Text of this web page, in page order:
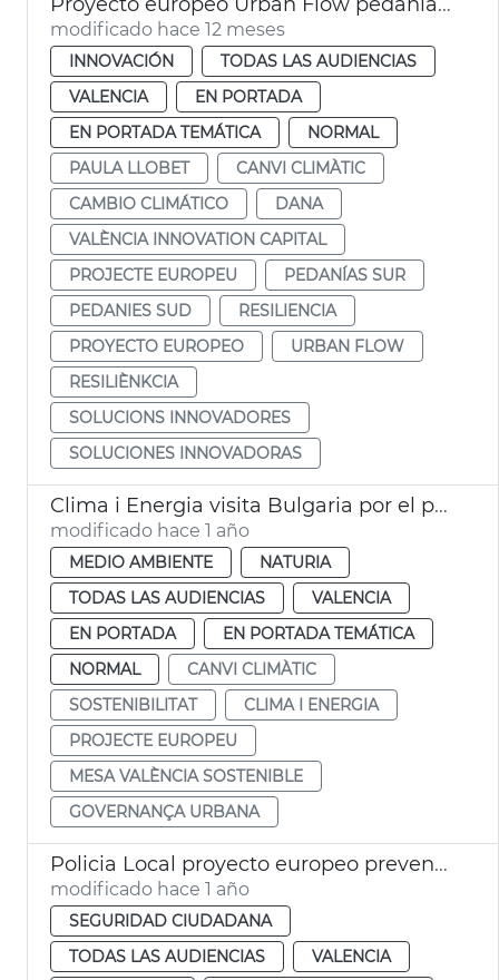
modificado hace 12 meses
INNOVACIÓN
TODAS LAS AUDIENCIAS
VALENCIA
EN PORTADA
EN PORTADA TEMÁTICA
NORMAL
PAULA LLOBET
CANVI CLIMÀTIC
CAMBIO CLIMÁTICO
DANA
VALÈNCIA INNOVATION CAPITAL
PROJECTE EUROPEU
PEDANÍAS SUR
PEDANIES SUD
RESILIENCIA
PROYECTO EUROPEO
URBAN FLOW
RESILIÈNKCIA
SOLUCIONS INNOVADORES
SOLUCIONES INNOVADORAS
Clima i Energia visita Bulgaria por el proyecto europeo URBACT
modificado hace 1 año
MEDIO AMBIENTE
NATURIA
TODAS LAS AUDIENCIAS
VALENCIA
EN PORTADA
EN PORTADA TEMÁTICA
NORMAL
CANVI CLIMÀTIC
SOSTENIBILITAT
CLIMA I ENERGIA
PROJECTE EUROPEU
MESA VALÈNCIA SOSTENIBLE
GOVERNANÇA URBANA
Policia Local proyecto europeo prevención emergencias
modificado hace 1 año
SEGURIDAD CIUDADANA
TODAS LAS AUDIENCIAS
VALENCIA